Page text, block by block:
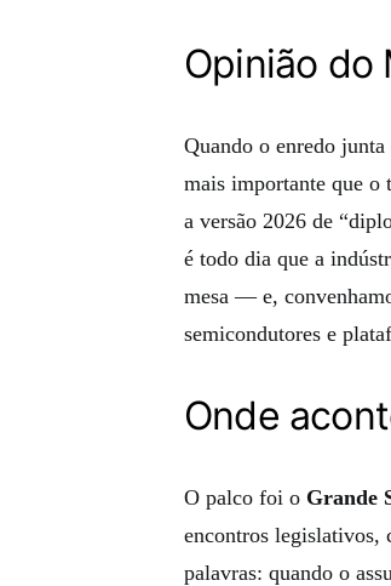
Opinião do
Quando o enredo
mais importante que o
a versão 2026 de
é todo dia que a
mesa — e,
semicondutores e
Onde
O palco foi o Grande
encontros legislativos,
palavras: quando o